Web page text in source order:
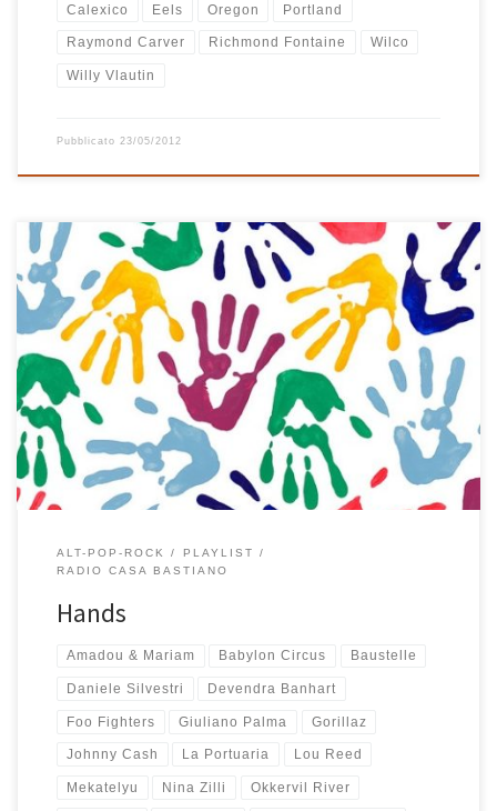
Calexico Eels Oregon Portland
Raymond Carver Richmond Fontaine Wilco
Willy Vlautin
Pubblicato 23/05/2012
Playlist solare, oserei dire quasi estiva (sì dai, ormai si può dire!).
Parte rock con Foo Fighters, Pearl Jam e The Hot Rats, prosegue
tra pop e world con The Heavy, Babylon Circus, Vampire Weekend
e La Porutaria su tutti, torna rock con Gorillaz, Okkervil River e
Richmond Fontaine e […]
ALT-POP-ROCK
PLAYLIST
RADIO CASA BASTIANO
Hands
Amadou & Mariam Babylon Circus Baustelle
Daniele Silvestri Devendra Banhart
Foo Fighters Giuliano Palma Gorillaz
Johnny Cash La Portuaria Lou Reed
Mekatelyu Nina Zilli Okkervil River